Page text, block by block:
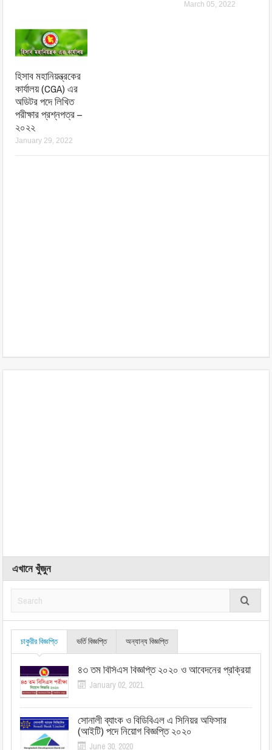
March 05, 2022
হিসাব মহানিয়ন্ত্রকের
কার্যালয় (CGA) এর
অডিটর পদে লিখিত
পরীক্ষার প্রশ্নপত্র –
২০২২
January 29, 2022
এখানে খুঁজুন
চাকুরীর বিজ্ঞপ্তি ভর্তি বিজ্ঞপ্তি অন্যান্য বিজ্ঞপ্তি
৪৩ তম বিসিএস বিজ্ঞপ্তি ২০২০ ও আবেদনের প্রক্রিয়া
January 02, 2021
সোনালী ব্যাংক ও বিডিবিএল এ সিনিয়র অফিসার
(আইটি) পদে নিয়োগ বিজ্ঞপ্তি ২০২০
June 30, 2020